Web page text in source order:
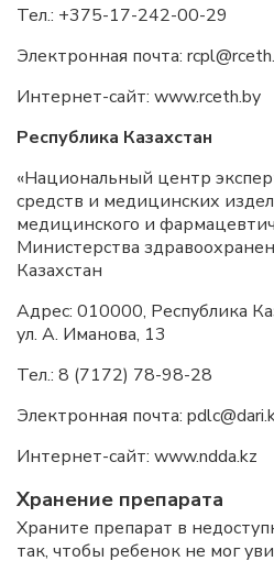
Тел.: +375-17-242-00-29
Электронная почта:
Интернет-сайт: www.rceth.by
Республика Казахстан
«Национальный центр
средств и медицинских
медицинского и
Министерства
Казахстан
Адрес: 010000, Республика
ул. А. Иманова, 13
Тел.: 8 (7172) 78-98-28
Электронная почта:
Интернет-сайт: www.ndda.kz
Хранение препарата
Храните препарат в
так, чтобы ребенок не мог